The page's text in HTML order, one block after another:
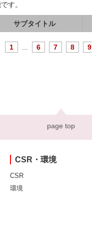
す。
サブタイトル
1 6 7 8 9
page top
CSR・環境
CSR
環境